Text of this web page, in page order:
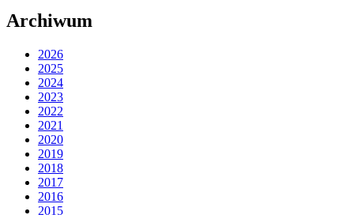
Archiwum
2026
2025
2024
2023
2022
2021
2020
2019
2018
2017
2016
2015